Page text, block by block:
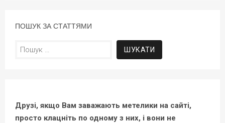
ПОШУК ЗА СТАТТЯМИ
Пошук:
Друзі, якщо Вам заважають метелики на сайті,
просто клацніть по одному з них, і вони не